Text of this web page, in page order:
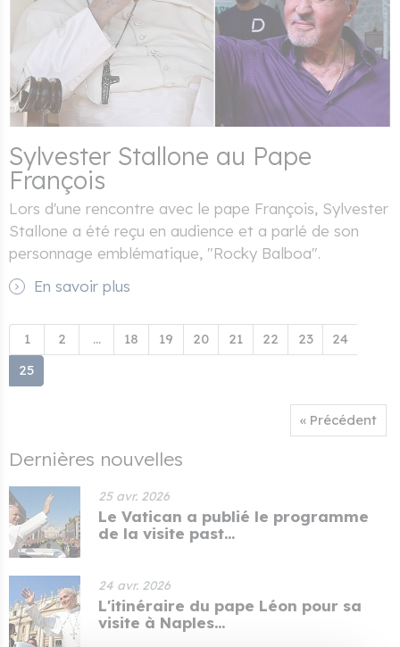
Sylvester Stallone au Pape
François
Lors d'une rencontre avec le pape François, Sylvester
Stallone a été reçu en audience et a parlé de son
personnage emblématique, "Rocky Balboa".
En savoir plus
1 2 ... 18 19 20 21 22 23
24
25
« Précédent
Dernières nouvelles
25 avr. 2026
Le Vatican a publié le programme
de la visite past...
24 avr. 2026
L'itinéraire du pape Léon pour sa
visite à Naples...